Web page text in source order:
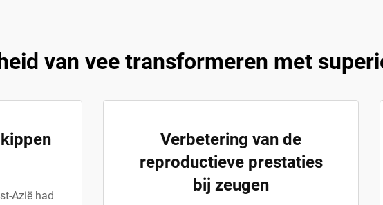
van vee transformeren met
Azië had
Verbetering van de
reproductieve prestaties
bij zeugen